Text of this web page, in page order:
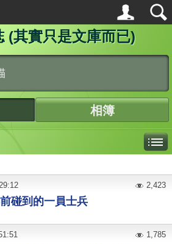
(其實只是文庫而已)
相簿
碰到的一員士兵
2,423
1,785